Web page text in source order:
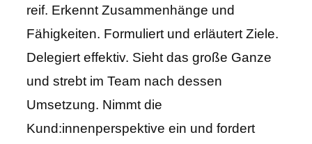
reif. Erkennt Zusammenhänge und
Fähigkeiten. Formuliert und erläutert Ziele.
Delegiert effektiv. Sieht das große Ganze
und strebt im Team nach dessen
Umsetzung. Nimmt die
Kund:innenperspektive ein und fordert